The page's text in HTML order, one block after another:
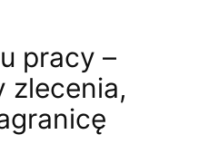
pracy –
zlecenia,